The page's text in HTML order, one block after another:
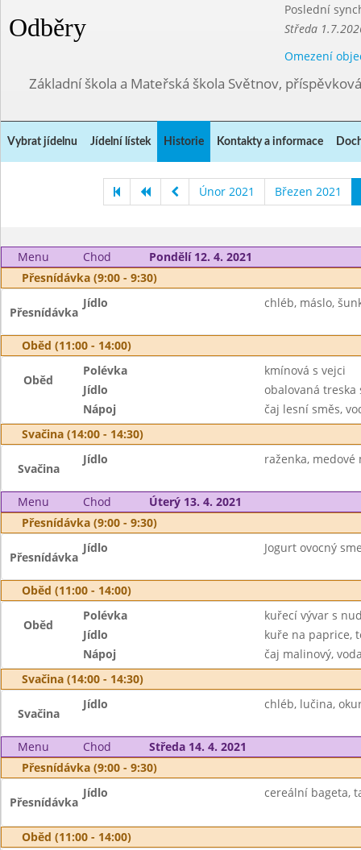
Odběry
Poslední
Středa
Omezení
Základní škola a Mateřská škola Světnov,
Vybrat jídelnu Jídelní lístek Historie Kontakty a informace
Únor 2021 Březen 2021
Menu Chod
Pondělí 12. 4. 2021
Přesnídávka (9:00 - 9:30)
Přesnídávka
Jídlo chléb, máslo,
Oběd (11:00 - 14:00)
Oběd
Polévka
kmínová s vejci
Jídlo
obalovaná
Nápoj
čaj lesní směs,
Svačina (14:00 - 14:30)
Svačina
Jídlo raženka, medové
Menu Chod
Úterý 13. 4. 2021
Přesnídávka (9:00 - 9:30)
Přesnídávka
Jídlo Jogurt ovocný
Oběd (11:00 - 14:00)
Oběd
Polévka
kuřecí vývar s
Jídlo
kuře na paprice,
Nápoj
čaj malinový,
Svačina (14:00 - 14:30)
Svačina
Jídlo chléb, lučina,
Menu Chod
Středa 14. 4. 2021
Přesnídávka (9:00 - 9:30)
Přesnídávka
Jídlo cereální bageta,
Oběd (11:00 - 14:00)